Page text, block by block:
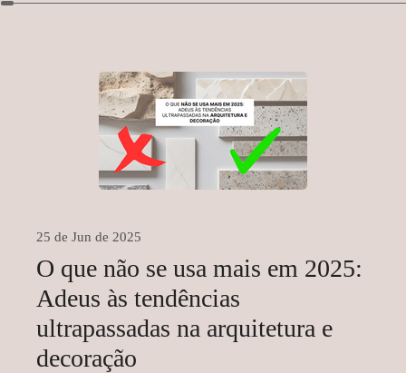
25 de Jun de 2025
O que não se usa mais em 2025:
Adeus às tendências
ultrapassadas na arquitetura e
decoração